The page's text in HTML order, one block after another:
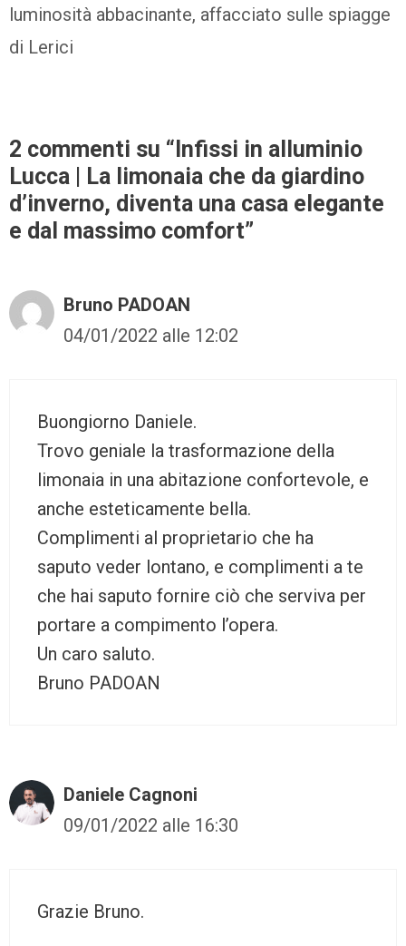
luminosità abbacinante, affacciato sulle spiagge
di Lerici
2 commenti su “Infissi in alluminio
Lucca | La limonaia che da giardino
d’inverno, diventa una casa elegante
e dal massimo comfort”
Bruno PADOAN
04/01/2022 alle 12:02
Buongiorno Daniele.
Trovo geniale la trasformazione della
limonaia in una abitazione confortevole, e
anche esteticamente bella.
Complimenti al proprietario che ha
saputo veder lontano, e complimenti a te
che hai saputo fornire ciò che serviva per
portare a compimento l’opera.
Un caro saluto.
Bruno PADOAN
Daniele Cagnoni
09/01/2022 alle 16:30
Grazie Bruno.